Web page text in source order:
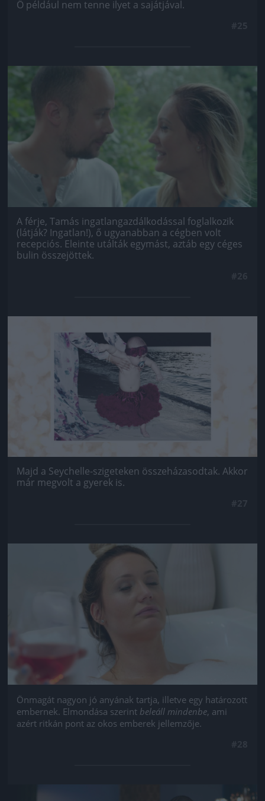
Ő például nem tenne ilyet a sajátjával.
Jön még kép!
A férje, Tamás ingatlangazdálkodással foglalkozik
(látják? Ingatlan!), ő ugyanabban a cégben volt
recepciós. Eleinte utálták egymást, aztáb egy céges
bulin összejöttek.
Jön még kép!
Majd a Seychelle-szigeteken összeházasodtak. Akkor
már megvolt a gyerek is.
Jön még kép!
Önmagát nagyon jó anyának tartja, illetve egy határozott
embernek. Elmondása szerint beleáll mindenbe, ami
azért ritkán pont az okos emberek jellemzője.